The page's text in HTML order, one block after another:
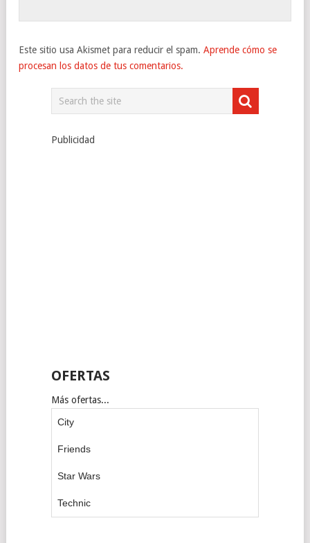
Este sitio usa Akismet para reducir el spam. Aprende cómo se
procesan los datos de tus comentarios.
Publicidad
OFERTAS
Más ofertas...
City
Friends
Star Wars
Technic